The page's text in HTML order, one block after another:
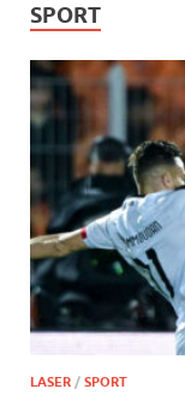
SPORT
LASER / SPORT